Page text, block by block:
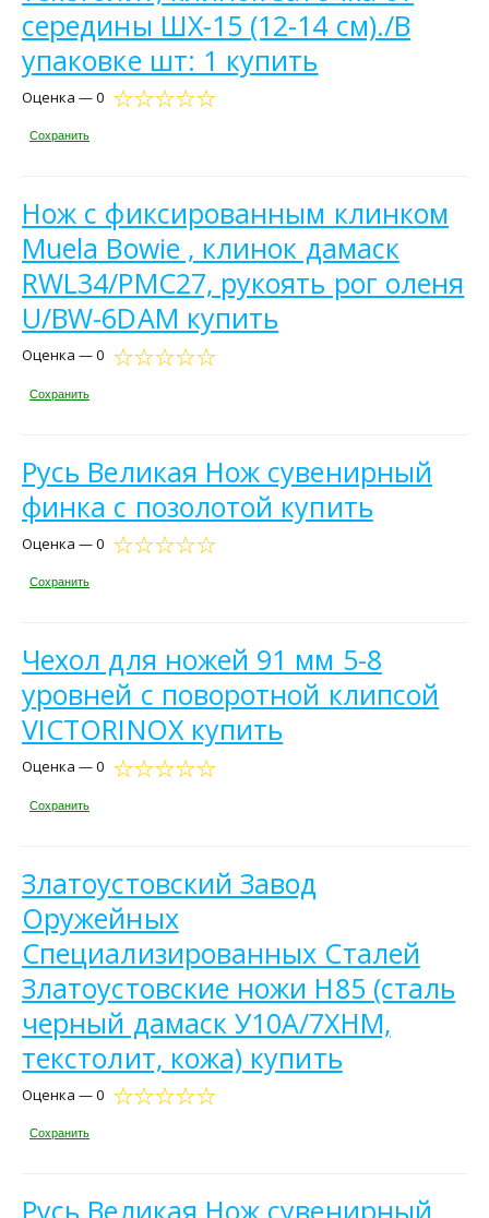
середины ШХ-15 (12-14 см)./В
упаковке шт: 1 купить
Оценка — 0
Сохранить
Нож с фиксированным клинком
Muela Bowie , клинок дамаск
RWL34/PMC27, рукоять рог оленя
U/BW-6DAM купить
Оценка — 0
Сохранить
Русь Великая Нож сувенирный
финка с позолотой купить
Оценка — 0
Сохранить
Чехол для ножей 91 мм 5-8
уровней c поворотной клипсой
VICTORINOX купить
Оценка — 0
Сохранить
Златоустовский Завод
Оружейных
Специализированных Сталей
Златоустовские ножи Н85 (сталь
черный дамаск У10А/7ХНМ,
текстолит, кожа) купить
Оценка — 0
Сохранить